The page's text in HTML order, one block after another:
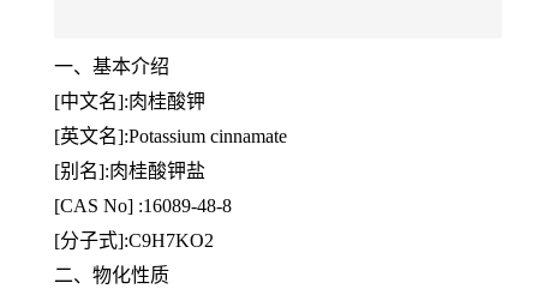
一、基本介绍
[中文名]:肉桂酸钾
[英文名]:Potassium cinnamate
[别名]:肉桂酸钾盐
[CAS No] :16089-48-8
[分子式]:C9H7KO2
二、物化性质